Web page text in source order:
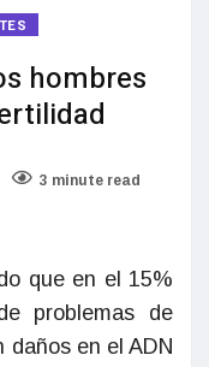
hombres
3 minute read
que en el 15%
problemas de
daños en el ADN